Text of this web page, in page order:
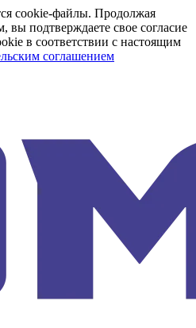
cookie-файлы. Продолжая
вы подтверждаете свое согласие
в соответствии с настоящим
соглашением